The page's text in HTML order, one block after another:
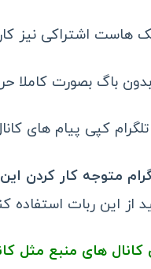
هاست اشتراکی نیز
باگ بصورت
کپی پیام های
متوجه کار کردن
از این ربات استفاده
های منبع مثل